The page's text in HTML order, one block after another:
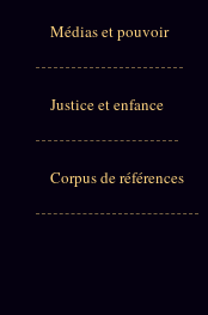
Médias et pouvoir
Justice et enfance
Corpus de références